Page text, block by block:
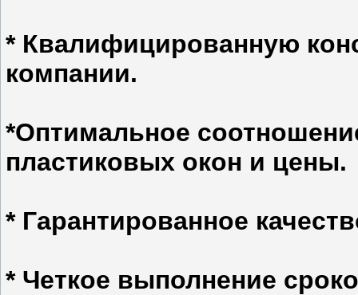
* Квалифицированную
компании.
*Оптимальное
пластиковых окон и цены.
* Гарантированное
* Четкое выполнение